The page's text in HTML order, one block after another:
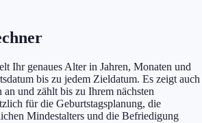
Ihr genaues Alter in Jahren, Monaten und
bis zu jedem Zieldatum. Es zeigt auch
und zählt bis zu Ihrem nächsten
für die Geburtstagsplanung, die
Mindestalters und die Befriedigung